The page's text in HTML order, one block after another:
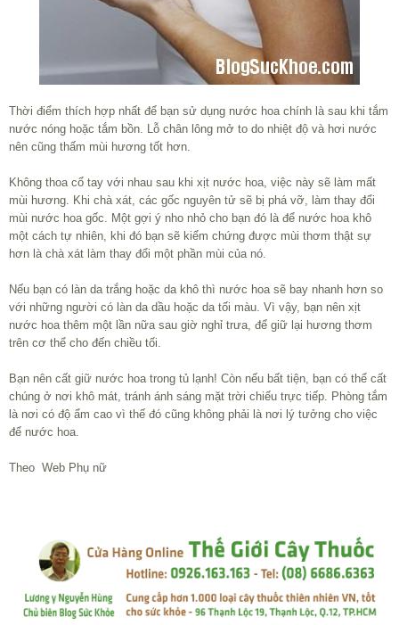
Thời điểm thích hợp nhất để bạn sử dụng nước hoa chính là sau khi tắm
nước nóng hoặc tắm bồn. Lỗ chân lông mở to do nhiệt độ và hơi nước
nên cũng thấm mùi hương tốt hơn.
Không thoa cổ tay với nhau sau khi xịt nước hoa, việc này sẽ làm mất
mùi hương. Khi chà xát, các gốc nguyên tử sẽ bị phá vỡ, làm thay đổi
mùi nước hoa gốc. Một gợi ý nho nhỏ cho bạn đó là để nước hoa khô
một cách tự nhiên, khi đó bạn sẽ kiểm chứng được mùi thơm thật sự
hơn là chà xát làm thay đổi một phần mùi của nó.
Nếu bạn có làn da trắng hoặc da khô thì nước hoa sẽ bay nhanh hơn so
với những người có làn da dầu hoặc da tối màu. Vì vậy, bạn nên xịt
nước hoa thêm một lần nữa sau giờ nghỉ trưa, để giữ lại hương thơm
trên cơ thể cho đến chiều tối.
Bạn nên cất giữ nước hoa trong tủ lạnh! Còn nếu bất tiện, bạn có thể cất
chúng ở nơi khô mát, tránh ánh sáng mặt trời chiếu trực tiếp. Phòng tắm
là nơi có độ ẩm cao vì thế đó cũng không phải là nơi lý tưởng cho việc
để nước hoa.
Theo Web Phụ nữ